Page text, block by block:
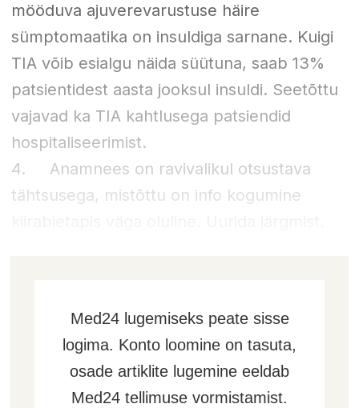
mööduva ajuverevarustuse häire
sümptomaatika on insuldiga sarnane. Kuigi
TIA võib esialgu näida süütuna, saab 13%
patsientidest aasta jooksul insuldi. Seetõttu
vajavad ka TIA kahtlusega patsiendid
hospitaliseerimist.
4. Anamnees on ravivalikul otsustava
tähtsusega, mistõttu on info kogumine
Med24 lugemiseks peate sisse
logima. Konto loomine on tasuta,
osade artiklite lugemine eeldab
Med24 tellimuse vormistamist.